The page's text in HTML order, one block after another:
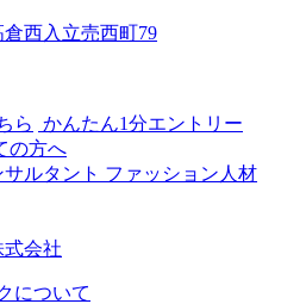
西入立売西町79
ら かんたん1分エントリー
の方へ
ファッション人材
について